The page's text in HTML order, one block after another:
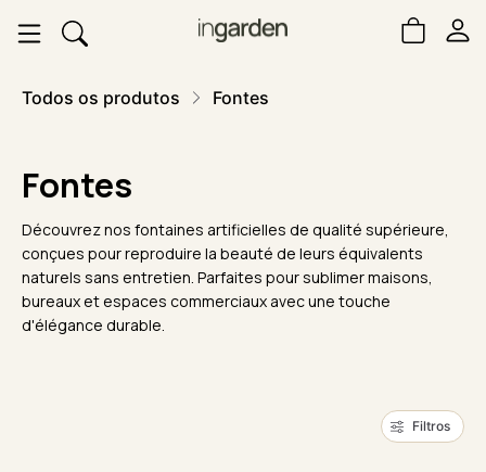
Todos os produtos Fontes
Fontes
Découvrez nos fontaines artificielles de qualité supérieure,
conçues pour reproduire la beauté de leurs équivalents
naturels sans entretien. Parfaites pour sublimer maisons,
bureaux et espaces commerciaux avec une touche
d'élégance durable.
Filtros